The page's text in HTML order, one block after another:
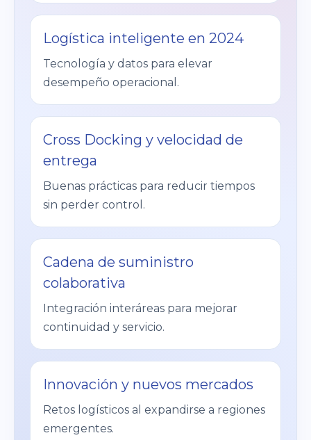
Logística inteligente en 2024
Tecnología y datos para elevar
desempeño operacional.
Cross Docking y velocidad de
entrega
Buenas prácticas para reducir tiempos
sin perder control.
Cadena de suministro
colaborativa
Integración interáreas para mejorar
continuidad y servicio.
Innovación y nuevos mercados
Retos logísticos al expandirse a regiones
emergentes.